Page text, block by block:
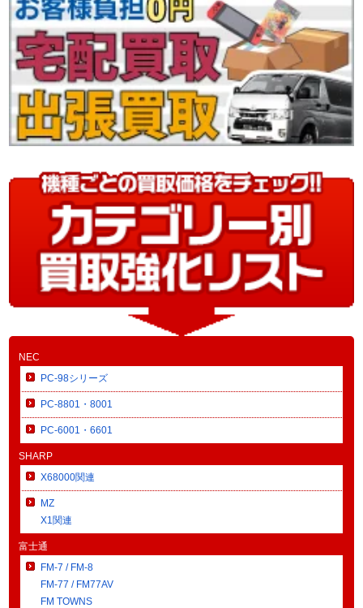
NEC
PC-98シリーズ
PC-8801・8001
PC-6001・6601
SHARP
X68000関連
MZ
X1関連
富士通
FM-7 / FM-8
FM-77 / FM77AV
FM TOWNS